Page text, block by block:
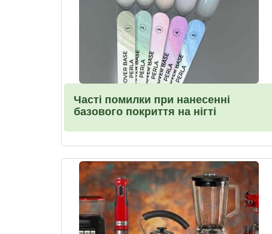
Часті помилки при нанесенні
базового покриття на нігті